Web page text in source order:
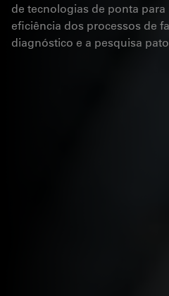
de tecnologias de ponta
eficiência dos processos de
diagnóstico e a pesquisa